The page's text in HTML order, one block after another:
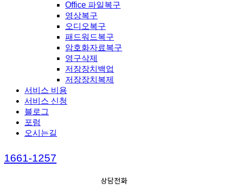
Office 파일복구
영상복구
오디오복구
패드워드복구
암호화자료복구
영구삭제
저장장치백업
저장장치복제
서비스 비용
서비스 신청
블로그
포럼
오시는길
Call
1661-1257
상담전화